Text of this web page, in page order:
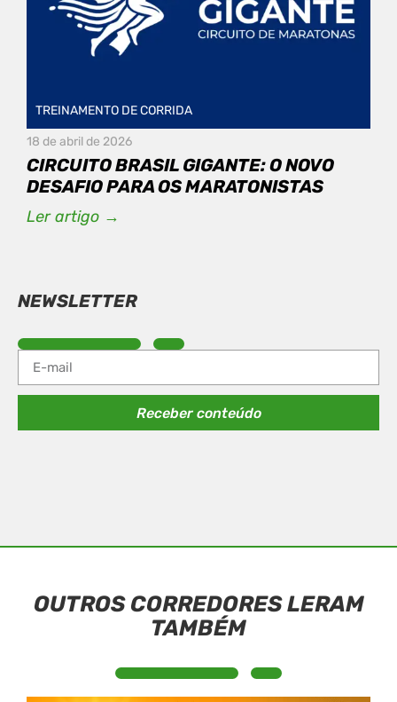
TREINAMENTO DE CORRIDA
18 de abril de 2026
CIRCUITO BRASIL GIGANTE: O NOVO
DESAFIO PARA OS MARATONISTAS
Ler artigo →
NEWSLETTER
Receber conteúdo
OUTROS CORREDORES LERAM
TAMBÉM